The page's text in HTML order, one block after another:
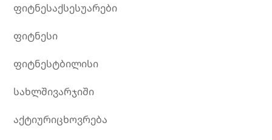
ფიტნესაქსესუარები
ფიტნესი
ფიტნესტბილისი
სახლშივარჯიში
აქტიურიცხოვრება